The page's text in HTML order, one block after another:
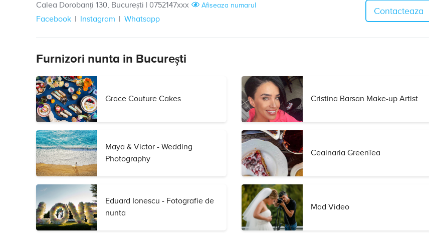
Calea Dorobanți 130, București | 0752147xxx Afiseaza numarul
Facebook Instagram Whatsapp
Contacteaza
Furnizori nunta in București
Grace Couture Cakes Cristina Barsan Make-up Artist
Maya & Victor - Wedding
Photography
Ceainaria GreenTea
Eduard Ionescu - Fotografie de
nunta
Mad Video